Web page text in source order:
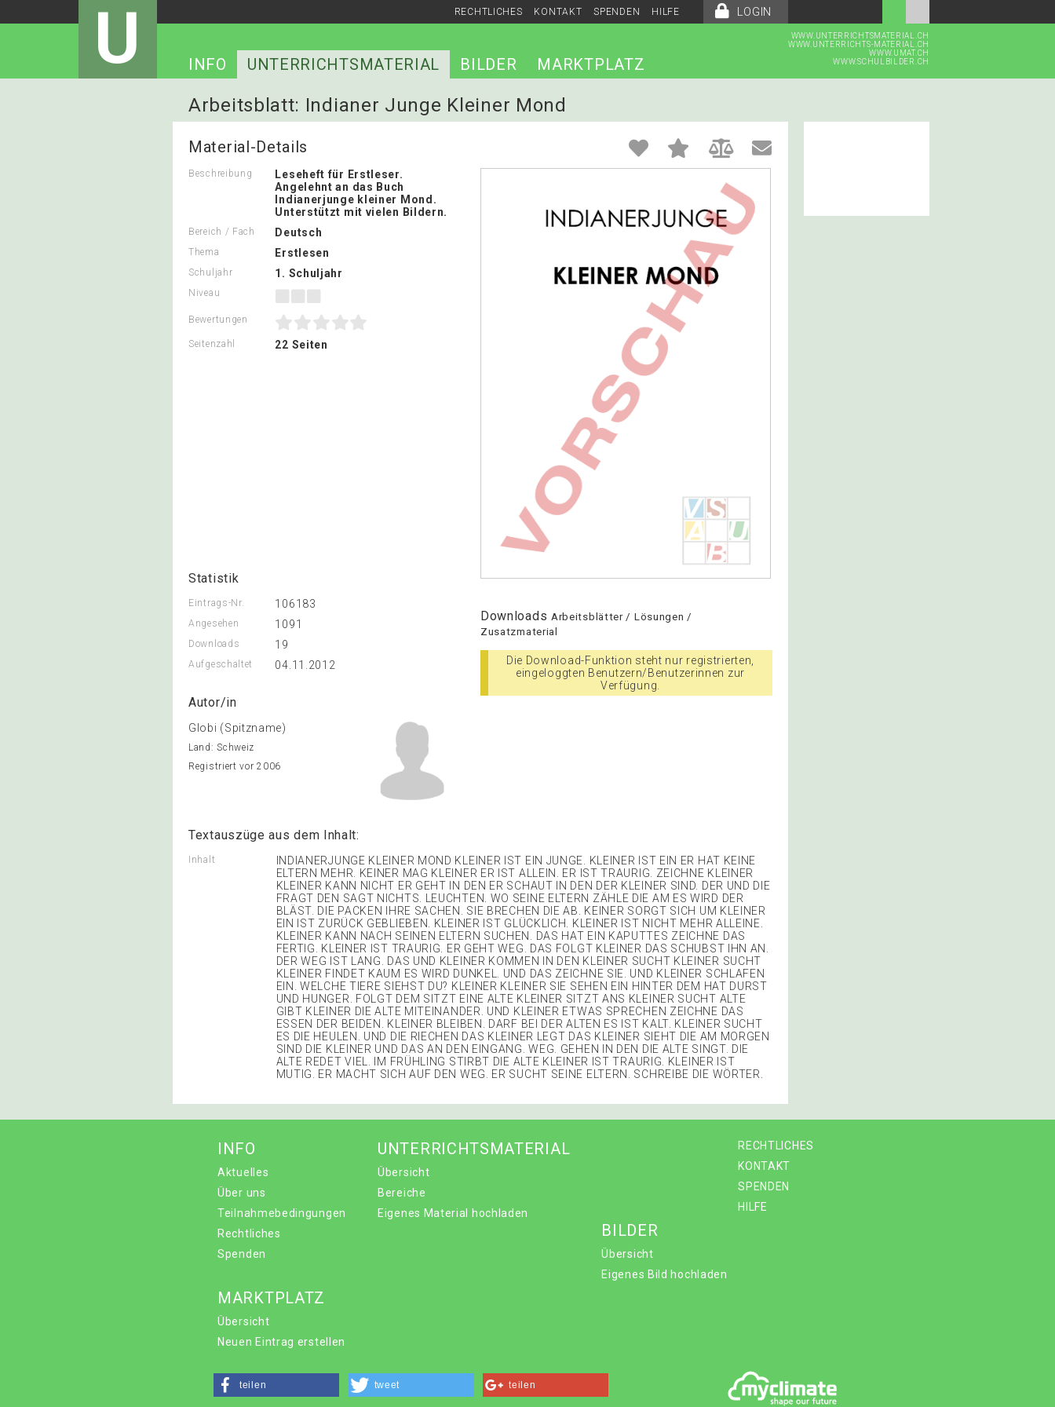
LOGIN
RECHTLICHES KONTAKT SPENDEN HILFE
U
WWW.UNTERRICHTSMATERIAL.CH
WWW.UNTERRICHTS-MATERIAL.CH
WWW.UMAT.CH
WWW.SCHULBILDER.CH
INFO UNTERRICHTSMATERIAL BILDER MARKTPLATZ
Arbeitsblatt: Indianer Junge Kleiner Mond
Material-Details
Beschreibung
Leseheft für Erstleser.
Angelehnt an das Buch
Indianerjunge kleiner Mond.
Unterstützt mit vielen Bildern.
Bereich / Fach Deutsch
Thema Erstlesen
Schuljahr 1. Schuljahr
Niveau
Bewertungen
Seitenzahl 22 Seiten
Statistik
Eintrags-Nr. 106183
Angesehen 1091
Downloads 19
Aufgeschaltet 04.11.2012
Autor/in
Globi (Spitzname)
Land: Schweiz
Registriert vor 2006
Downloads Arbeitsblätter / Lösungen /
Zusatzmaterial
Die Download-Funktion steht nur registrierten,
eingeloggten Benutzern/Benutzerinnen zur
Verfügung.
Textauszüge aus dem Inhalt:
Inhalt
INDIANERJUNGE KLEINER MOND KLEINER IST EIN JUNGE. KLEINER IST EIN ER HAT KEINE
ELTERN MEHR. KEINER MAG KLEINER ER IST ALLEIN. ER IST TRAURIG. ZEICHNE KLEINER
KLEINER KANN NICHT ER GEHT IN DEN ER SCHAUT IN DEN DER KLEINER SIND. DER UND DIE
FRAGT DEN SAGT NICHTS. LEUCHTEN. WO SEINE ELTERN ZÄHLE DIE AM ES WIRD DER
BLÄST. DIE PACKEN IHRE SACHEN. SIE BRECHEN DIE AB. KEINER SORGT SICH UM KLEINER
EIN IST ZURÜCK GEBLIEBEN. KLEINER IST GLÜCKLICH. KLEINER IST NICHT MEHR ALLEINE.
KLEINER KANN NACH SEINEN ELTERN SUCHEN. DAS HAT EIN KAPUTTES ZEICHNE DAS
FERTIG. KLEINER IST TRAURIG. ER GEHT WEG. DAS FOLGT KLEINER DAS SCHUBST IHN AN.
DER WEG IST LANG. DAS UND KLEINER KOMMEN IN DEN KLEINER SUCHT KLEINER SUCHT
KLEINER FINDET KAUM ES WIRD DUNKEL. UND DAS ZEICHNE SIE. UND KLEINER SCHLAFEN
EIN. WELCHE TIERE SIEHST DU? KLEINER KLEINER SIE SEHEN EIN HINTER DEM HAT DURST
UND HUNGER. FOLGT DEM SITZT EINE ALTE KLEINER SITZT ANS KLEINER SUCHT ALTE
GIBT KLEINER DIE ALTE MITEINANDER. UND KLEINER ETWAS SPRECHEN ZEICHNE DAS
ESSEN DER BEIDEN. KLEINER BLEIBEN. DARF BEI DER ALTEN ES IST KALT. KLEINER SUCHT
ES DIE HEULEN. UND DIE RIECHEN DAS KLEINER LEGT DAS KLEINER SIEHT DIE AM MORGEN
SIND DIE KLEINER UND DAS AN DEN EINGANG. WEG. GEHEN IN DEN DIE ALTE SINGT. DIE
ALTE REDET VIEL. IM FRÜHLING STIRBT DIE ALTE KLEINER IST TRAURIG. KLEINER IST
MUTIG. ER MACHT SICH AUF DEN WEG. ER SUCHT SEINE ELTERN. SCHREIBE DIE WÖRTER.
RECHTLICHES
KONTAKT
SPENDEN
HILFE
INFO
Aktuelles
Über uns
Teilnahmebedingungen
Rechtliches
Spenden
UNTERRICHTSMATERIAL
Übersicht
Bereiche
Eigenes Material hochladen
BILDER
Übersicht
Eigenes Bild hochladen
MARKTPLATZ
Übersicht
Neuen Eintrag erstellen
teilen tweet teilen